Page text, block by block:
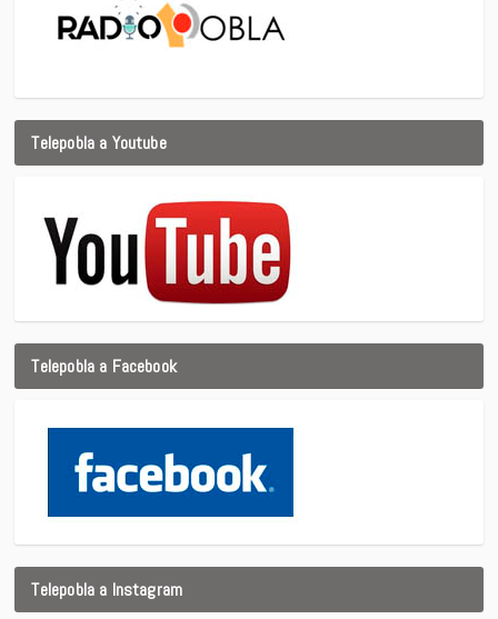
Telepobla a Youtube
Telepobla a Facebook
Telepobla a Instagram